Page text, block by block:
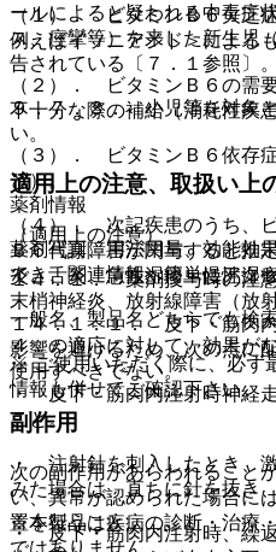
ールによると疑われる中毒症
ス、痙攣等）を来した新生児
告されている〔７．１参照〕。
９．７．３． 小児等を対象
い。
適用上の注意、取扱い上
（適用上の注意）
１４．１． 薬剤投与時の注
１４．１．１． 皮下・筋肉
影響を避けるため、次の点に
・ 皮下・筋肉内注射時神経
こと。
・ 注射針を刺入したとき、
みた場合は、直ちに針を抜き
・ 皮下・筋肉内注射時、繰
（１）． ビタミンＢ６欠乏
例えばイソニアジド＞による
（２）． ビタミンＢ６の需
不十分な際の補給（消耗性疾
（３）． ビタミンＢ６依存
ど）。
（４）． 次記疾患のうち、
Ｂ６代謝障害が関与すると推
炎、舌炎、急性湿疹・慢性湿
末梢神経炎、放射線障害（放
４．の適応に対して、効果が
使用すべきでない。
副作用
次の副作用があらわれること
い、異常が認められた場合に
置を行うこと。
薬剤情報
薬剤写真、用法用量、効能効
でき、関連情報へ簡単にアク
一般名、製品名どちらでも検
※ ご使用いただく際に、必ず
情報も併せてご確認下さい。
※本製品は疾病の診断・治療
ではありません。